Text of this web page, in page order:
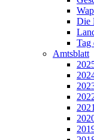
Die
Tag
Amtsblatt
2021